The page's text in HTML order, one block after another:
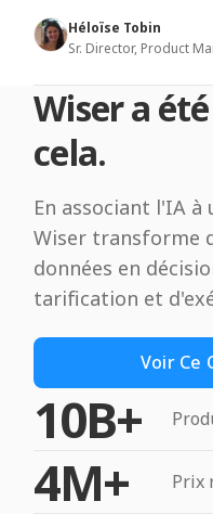
Héloïse Tobin
Sr. Director, Product
Wiser a
cela.
En associant l'IA à
Wiser transforme
données en
tarification et
Voir Ce
10B+
4M+ Prix